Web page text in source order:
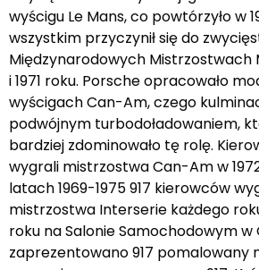
wyścigu Le Mans, co powtórzyło w
wszystkim przyczynił się do
Międzynarodowych Mistrzostwach
i 1971 roku. Porsche opracowało
wyścigach Can-Am, czego
podwójnym turbodoładowaniem,
bardziej zdominowało tę rolę.
wygrali mistrzostwa Can-Am w
latach 1969-1975 917 kierowców
mistrzostwa Interserie każdego
roku na Salonie Samochodowym w
zaprezentowano 917 pomalowany